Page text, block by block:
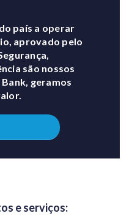
país a operar
aprovado pelo
são nossos
geramos
e serviços: